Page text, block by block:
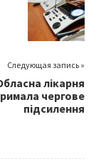
Следующая запись »
лікарня
чергове
підсилення